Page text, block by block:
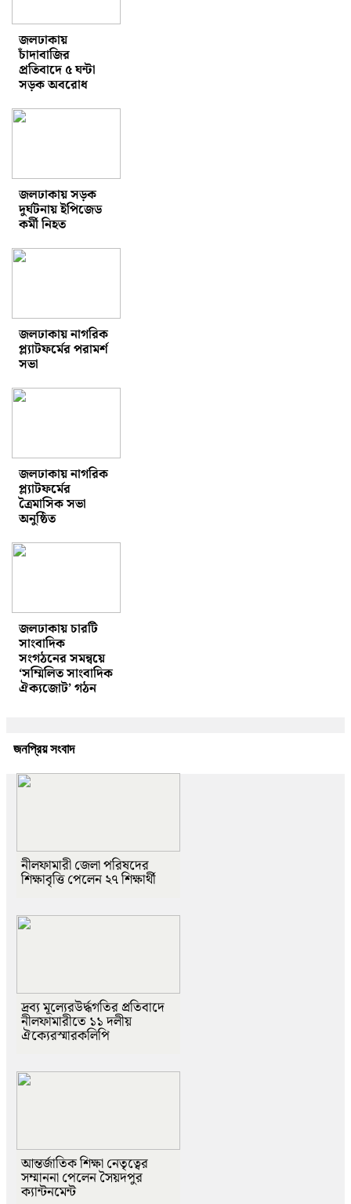
জলঢাকায়
চাঁদাবাজির
প্রতিবাদে ৫ ঘন্টা
সড়ক অবরোধ
জলঢাকায় সড়ক
দুর্ঘটনায় ইপিজেড
কর্মী নিহত
জলঢাকায় নাগরিক
প্ল্যাটফর্মের পরামর্শ
সভা
জলঢাকায় নাগরিক
প্ল্যাটফর্মের
ত্রৈমাসিক সভা
অনুষ্ঠিত
জলঢাকায় চারটি
সাংবাদিক
সংগঠনের সমন্বয়ে
‘সম্মিলিত সাংবাদিক
ঐক্যজোট’ গঠন
জনপ্রিয় সংবাদ
নীলফামারী জেলা পরিষদের
শিক্ষাবৃত্তি পেলেন ২৭ শিক্ষার্থী
দ্রব্য মূল্যেরউর্দ্ধগতির প্রতিবাদে
নীলফামারীতে ১১ দলীয়
ঐক্যেরস্মারকলিপি
আন্তর্জাতিক শিক্ষা নেতৃত্বের
সম্মাননা পেলেন সৈয়দপুর
ক্যান্টনমেন্ট